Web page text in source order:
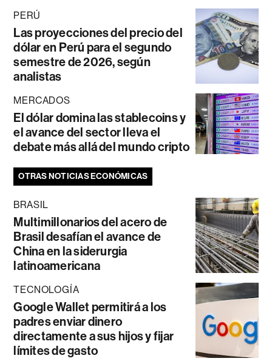
PERÚ
Las proyecciones del precio del
dólar en Perú para el segundo
semestre de 2026, según
analistas
MERCADOS
El dólar domina las stablecoins y
el avance del sector lleva el
debate más allá del mundo cripto
OTRAS NOTICIAS ECONÓMICAS
BRASIL
Multimillonarios del acero de
Brasil desafían el avance de
China en la siderurgia
latinoamericana
TECNOLOGÍA
Google Wallet permitirá a los
padres enviar dinero
directamente a sus hijos y fijar
límites de gasto